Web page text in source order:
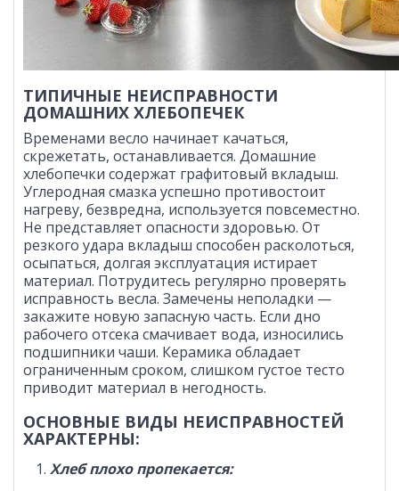
ТИПИЧНЫЕ НЕИСПРАВНОСТИ
ДОМАШНИХ ХЛЕБОПЕЧЕК
Временами весло начинает качаться,
скрежетать, останавливается. Домашние
хлебопечки содержат графитовый вкладыш.
Углеродная смазка успешно противостоит
нагреву, безвредна, используется повсеместно.
Не представляет опасности здоровью. От
резкого удара вкладыш способен расколоться,
осыпаться, долгая эксплуатация истирает
материал. Потрудитесь регулярно проверять
исправность весла. Замечены неполадки —
закажите новую запасную часть. Если дно
рабочего отсека смачивает вода, износились
подшипники чаши. Керамика обладает
ограниченным сроком, слишком густое тесто
приводит материал в негодность.
ОСНОВНЫЕ ВИДЫ НЕИСПРАВНОСТЕЙ
ХАРАКТЕРНЫ:
Хлеб плохо пропекается: